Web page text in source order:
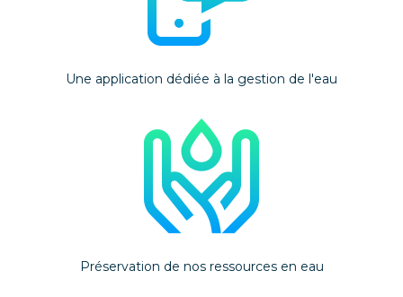
Une application dédiée à la gestion de l'eau
Préservation de nos ressources en eau